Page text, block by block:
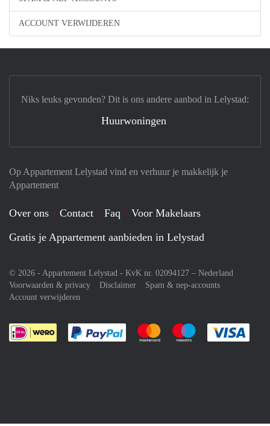
ACCOUNT VERWIJDEREN
Op Appartement Lelystad vind en verhuur je makkelijk je
Appartement
Over ons Contact Faq
Voor Makelaars
Gratis je Appartement aanbieden in Lelystad
© 2026 - Appartement Lelystad - KvK nr. 02094127 – Nederland
Voorwaarden & privacy
Disclaimer
Spam & nep-accounts
Account verwijderen
Je rekent gemakkelijk af met Paypal
Je rekent gemakkelijk af met
Je rekent
Niks leuks gevonden? Dit is ons andere aanbod in Lelystad:
Huurwoningen